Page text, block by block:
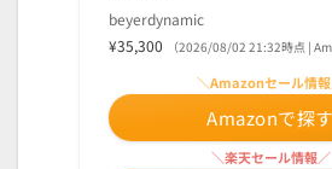
beyerdynamic
¥35,300
（2026/08/02 21:32時点 |
＼Amazonセール情
Amazonで探す
＼楽天セール情報／